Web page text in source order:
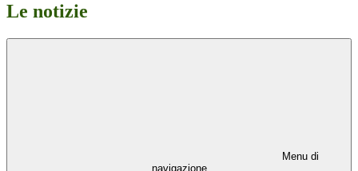
Le notizie
Menu di
navigazione